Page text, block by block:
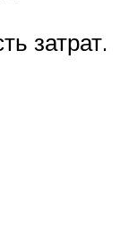
затрат.